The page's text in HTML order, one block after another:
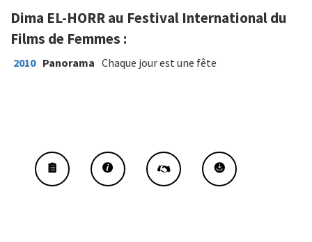
Dima EL-HORR au Festival International du
Films de Femmes :
2010 Panorama Chaque jour est une fête